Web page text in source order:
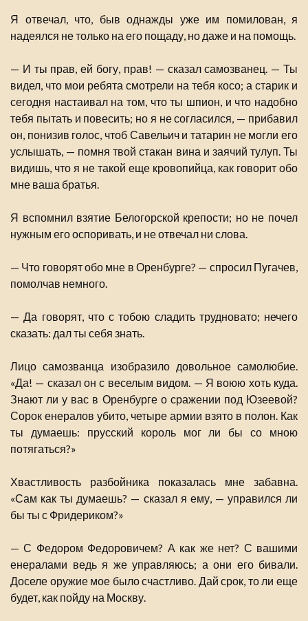
Я отвечал, что, быв однажды уже им помилован, я
надеялся не только на его пощаду, но даже и на помощь.
— И ты прав, ей богу, прав! — сказал самозванец. — Ты
видел, что мои ребята смотрели на тебя косо; а старик и
сегодня настаивал на том, что ты шпион, и что надобно
тебя пытать и повесить; но я не согласился, — прибавил
он, понизив голос, чтоб Савельич и татарин не могли его
услышать, — помня твой стакан вина и заячий тулуп. Ты
видишь, что я не такой еще кровопийца, как говорит обо
мне ваша братья.
Я вспомнил взятие Белогорской крепости; но не почел
нужным его оспоривать, и не отвечал ни слова.
— Что говорят обо мне в Оренбурге? — спросил Пугачев,
помолчав немного.
— Да говорят, что с тобою сладить трудновато; нечего
сказать: дал ты себя знать.
Лицо самозванца изобразило довольное самолюбие.
«Да! — сказал он с веселым видом. — Я воюю хоть куда.
Знают ли у вас в Оренбурге о сражении под Юзеевой?
Сорок енералов убито, четыре армии взято в полон. Как
ты думаешь: прусский король мог ли бы со мною
потягаться?»
Хвастливость разбойника показалась мне забавна.
«Сам как ты думаешь? — сказал я ему, — управился ли
бы ты с Фридериком?»
— С Федором Федоровичем? А как же нет? С вашими
енералами ведь я же управляюсь; а они его бивали.
Доселе оружие мое было счастливо. Дай срок, то ли еще
будет, как пойду на Москву.